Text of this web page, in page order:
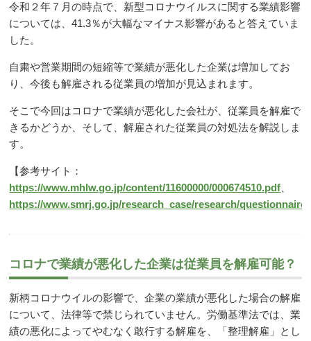
令和２年７月の時点で、新型コロナウイルスに関する業績影響
については、41.3％が大幅なマイナス影響があると答えていま
した。
自粛や営業期間の短縮等で業績が悪化した企業は増加してお
り、今後も解雇される従業員の増加が見込まれます。
そこで今回はコロナで業績が悪化した会社が、従業員を解雇で
きるかどうか、そして、解雇された従業員の対処法を解説しま
す。
【参考サイト：
https://www.mhlw.go.jp/content/11600000/000674510.pdf
https://www.smrj.go.jp/research_case/research/
コロナで業績が悪化した企業は従業員を解雇可能？
新柄コロナウイルの影響で、企業の業績が悪化した場合の解雇
について、法律等で禁じられていません。労働基準法では、業
績の悪化によってやむなく敢行する解雇を、「整理解雇」とし